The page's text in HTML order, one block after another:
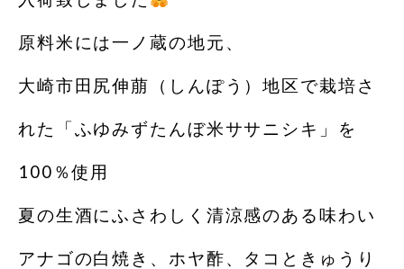
原料米には一ノ蔵の地元、
大崎市田尻伸萠（しんぽう）地区で栽培さ
れた「ふゆみずたんぼ米ササニシキ」を
100％使用
夏の生酒にふさわしく清涼感のある味わい
アナゴの白焼き、ホヤ酢、タコときゅうり